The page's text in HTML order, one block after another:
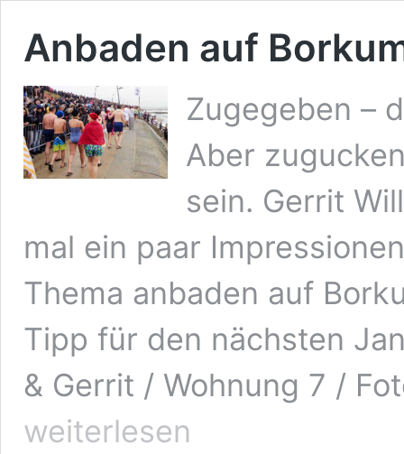
Anbaden auf
Zugegeben –
Aber
sein. Gerrit
mal ein paar
Thema anbaden auf
Tipp für den nächsten
& Gerrit / Wohnung 7 /
weiterlesen